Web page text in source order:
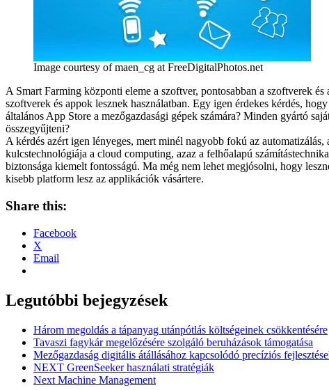
Image courtesy of maen_cg at FreeDigitalPhotos.net
A Smart Farming központi eleme a szoftver, pontosabban a szoftverek
szoftverek és appok lesznek használatban. Egy igen érdekes kérdés,
általános App Store a mezőgazdasági gépek számára? Minden gyártó
összegyűjteni?
A kérdés azért igen lényeges, mert minél nagyobb fokú az
kulcstechnológiája a cloud computing, azaz a felhőalapú
biztonsága kiemelt fontosságú. Ma még nem lehet megjósolni, hogy
kisebb platform lesz az applikációk vásártere.
Share this:
Facebook
X
Email
Legutóbbi bejegyzések
Három megoldás a tápanyag utánpótlás költségeinek csökkentésére
Tavaszi fagykár megelőzésére szolgáló beruházások támogatása
Mezőgazdaság digitális átállásához kapcsolódó precíziós
NEXT GreenSeeker használati stratégiák
Next Machine Management